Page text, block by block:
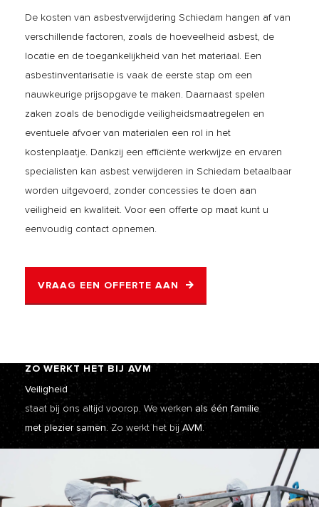
De kosten van asbestverwijdering Schiedam hangen af van
verschillende factoren, zoals de hoeveelheid asbest, de
locatie en de toegankelijkheid van het materiaal. Een
asbestinventarisatie is vaak de eerste stap om een
nauwkeurige prijsopgave te maken. Daarnaast spelen
zaken zoals de benodigde veiligheidsmaatregelen en
eventuele afvoer van materialen een rol in het
kostenplaatje. Dankzij een efficiënte werkwijze en ervaren
specialisten kan asbest verwijderen in Schiedam betaalbaar
worden uitgevoerd, zonder concessies te doen aan
veiligheid en kwaliteit. Voor een offerte op maat kunt u
eenvoudig contact opnemen.
VRAAG EEN OFFERTE AAN
ZO WERKT HET BIJ AVM
Veiligheid
staat bij ons altijd voorop. We werken als één familie
met plezier samen. Zo werkt het bij AVM.